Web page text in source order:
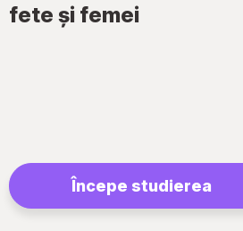
fete și femei
Începe studierea